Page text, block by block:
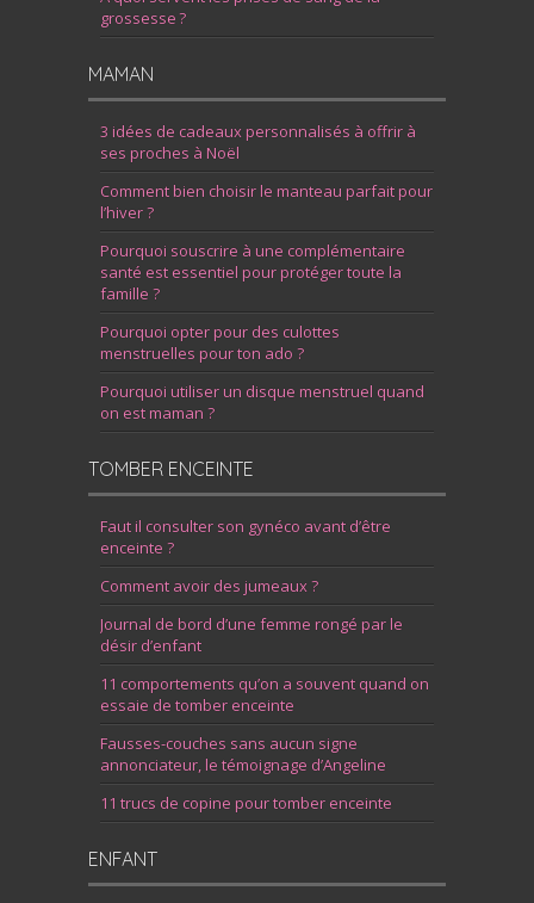
grossesse ?
MAMAN
3 idées de cadeaux personnalisés à offrir à
ses proches à Noël
Comment bien choisir le manteau parfait pour
l’hiver ?
Pourquoi souscrire à une complémentaire
santé est essentiel pour protéger toute la
famille ?
Pourquoi opter pour des culottes
menstruelles pour ton ado ?
Pourquoi utiliser un disque menstruel quand
on est maman ?
TOMBER ENCEINTE
Faut il consulter son gynéco avant d’être
enceinte ?
Comment avoir des jumeaux ?
Journal de bord d’une femme rongé par le
désir d’enfant
11 comportements qu’on a souvent quand on
essaie de tomber enceinte
Fausses-couches sans aucun signe
annonciateur, le témoignage d’Angeline
11 trucs de copine pour tomber enceinte
ENFANT